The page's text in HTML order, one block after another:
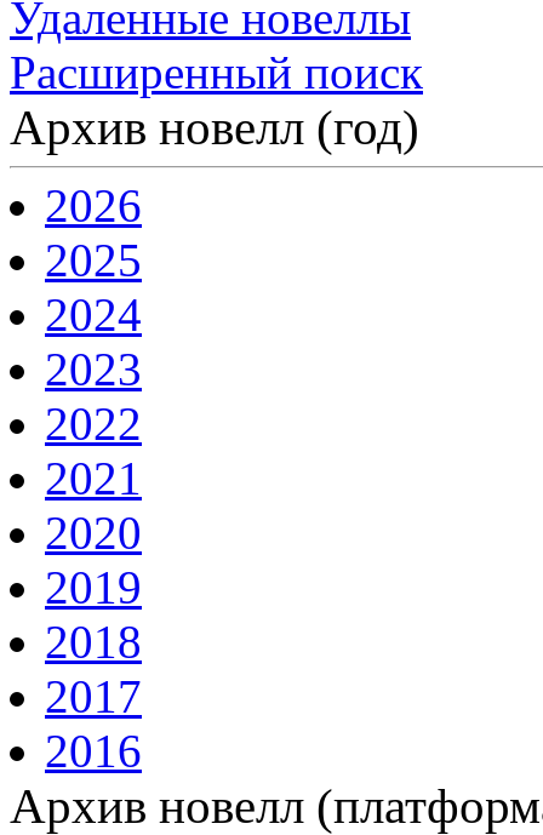
Удаленные новеллы
Расширенный поиск
Архив новелл (год)
2026
2025
2024
2023
2022
2021
2020
2019
2018
2017
2016
Архив новелл